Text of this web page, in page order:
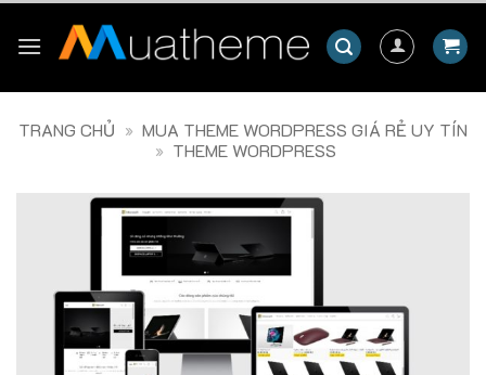
TRANG CHỦ » MUA THEME WORDPRESS GIÁ RẺ UY TÍN
» THEME WORDPRESS